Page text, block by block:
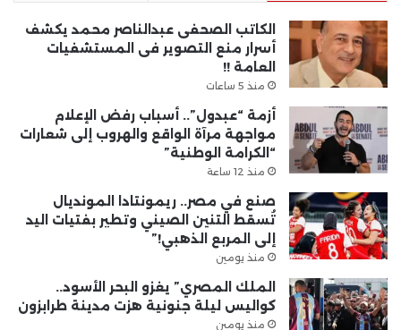
الكاتب الصحفى عبدالناصر محمد يكشف
أسرار منع التصوير فى المستشفيات
العامة !!
منذ 5 ساعات
أزمة “عبدول”.. أسباب رفض الإعلام
مواجهة مرآة الواقع والهروب إلى شعارات
“الكرامة الوطنية”
منذ 12 ساعة
صنع في مصر.. ريمونتادا المونديال
تُسقط التنين الصيني وتطير بفتيات اليد
إلى المربع الذهبي!”
منذ يومين
الملك المصري” يغزو البحر الأسود..
كواليس ليلة جنونية هزت مدينة طرابزون
منذ يومين